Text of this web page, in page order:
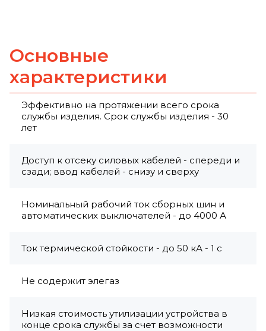
Основные
характеристики
Эффективно на протяжении всего срока
службы изделия. Срок службы изделия - 30
лет
Доступ к отсеку силовых кабелей - спереди и
сзади; ввод кабелей - снизу и сверху
Номинальный рабочий ток сборных шин и
автоматических выключателей - до 4000 А
Ток термической стойкости - до 50 кА - 1 с
Не содержит элегаз
Низкая стоимость утилизации устройства в
конце срока службы за счет возможности